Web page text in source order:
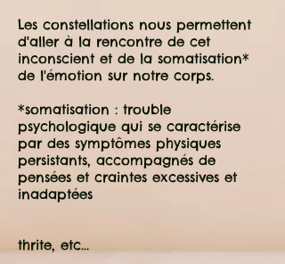
Les constellations nous permettent
d'aller à la rencontre de cet
inconscient et de la somatisation*
de l'émotion sur notre corps.
*somatisation : trouble
psychologique qui se caractérise
par des symptômes physiques
persistants, accompagnés de
pensées et craintes excessives et
inadaptées
thrite, etc...